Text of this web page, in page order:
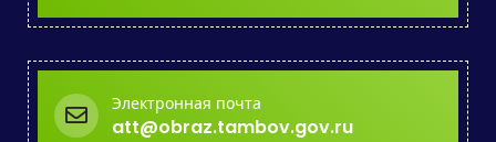
Электронная почта
att@obraz.tambov.gov.ru